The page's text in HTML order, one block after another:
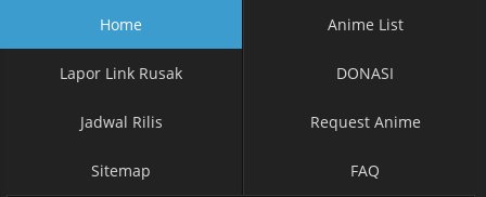
Home Anime List
Lapor Link Rusak DONASI
Jadwal Rilis Request Anime
Sitemap FAQ